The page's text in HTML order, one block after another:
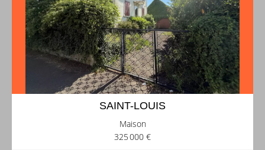
SAINT-LOUIS
Maison
325 000 €